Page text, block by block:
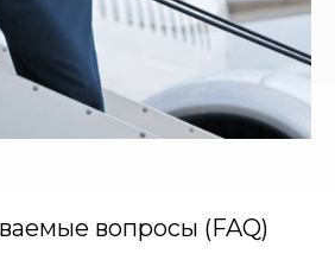
вопросы (FAQ)